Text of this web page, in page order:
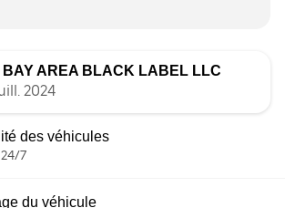
BAY AREA BLACK LABEL LLC
2024
des véhicules
7
du véhicule